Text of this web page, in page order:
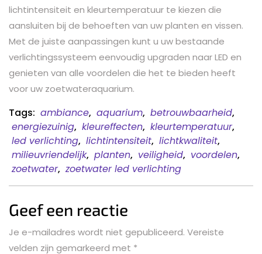
lichtintensiteit en kleurtemperatuur te kiezen die
aansluiten bij de behoeften van uw planten en vissen.
Met de juiste aanpassingen kunt u uw bestaande
verlichtingssysteem eenvoudig upgraden naar LED en
genieten van alle voordelen die het te bieden heeft
voor uw zoetwateraquarium.
Tags: ambiance, aquarium, betrouwbaarheid,
energiezuinig, kleureffecten, kleurtemperatuur,
led verlichting, lichtintensiteit, lichtkwaliteit,
milieuvriendelijk, planten, veiligheid, voordelen,
zoetwater, zoetwater led verlichting
Geef een reactie
Je e-mailadres wordt niet gepubliceerd. Vereiste
velden zijn gemarkeerd met *